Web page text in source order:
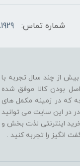
شماره تماس:
از چند سال تجربه با
بودن کالا موفق شده
که در زمینه مکمل های
در این سایت می توانید
اینترنتی لذت بخش و
انگیز را تجربه کنید .